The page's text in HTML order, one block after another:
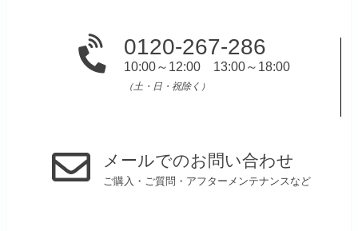
0120-267-286
10:00～12:00 13:00～18:00
（土・日・祝除く）
メールでのお問い合わせ
ご購入・ご質問・アフターメンテナンスなど